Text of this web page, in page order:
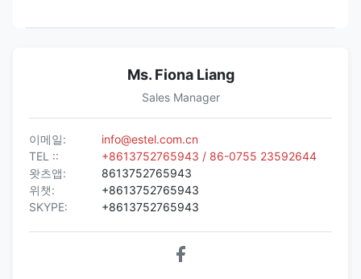
Ms. Fiona Liang
Sales Manager
이메일:
info@estel.com.cn
TEL ::
+8613752765943 / 86-0755 23592644
왓츠앱:
8613752765943
위챗:
+8613752765943
SKYPE:
+8613752765943